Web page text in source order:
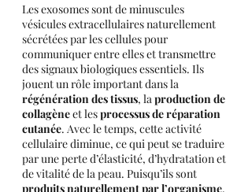
Les exosomes sont de minuscules
vésicules extracellulaires naturellement
sécrétées par les cellules pour
communiquer entre elles et transmettre
des signaux biologiques essentiels. Ils
jouent un rôle important dans la
régénération des tissus, la production de
collagène et les processus de réparation
cutanée. Avec le temps, cette activité
cellulaire diminue, ce qui peut se traduire
par une perte d’élasticité, d’hydratation et
de vitalité de la peau. Puisqu’ils sont
produits naturellement par l’organisme,